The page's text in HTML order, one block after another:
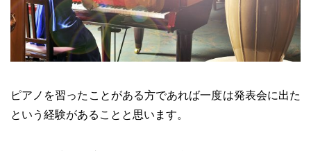
ピアノを習ったことがある方であれば一度は発表会に出た
という経験があることと思います。